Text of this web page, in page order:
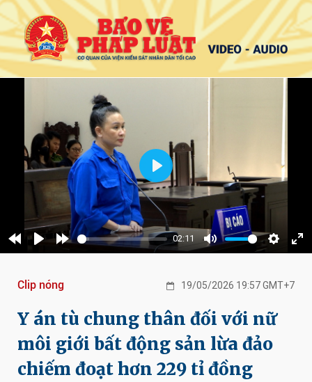
RewindPlay Forward
02:11
Mute Settings
Play
Clip nóng 19/05/2026 19:57 GMT+7
Y án tù chung thân đối với nữ
môi giới bất động sản lừa đảo
chiếm đoạt hơn 229 tỉ đồng